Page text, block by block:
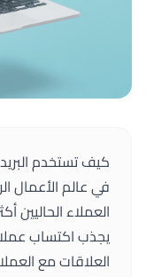
كيف تستخدم
في عالم الأعمال
العملاء
يجذب اكتساب
العلاقات مع